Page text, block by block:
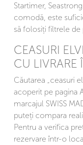
Startimer,
comodă, este
să folosiți filtrele de
CEASURI
CU
Căutarea „ceasuri
acoperit pe pagina
marcajul SWISS
puteți compara
Pentru a verifica
rezervare într-o